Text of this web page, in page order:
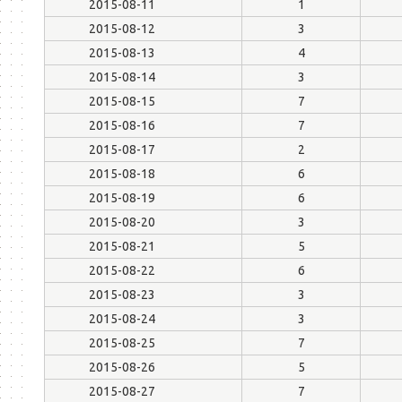
2015-08-11
1
2015-08-12
3
2015-08-13
4
2015-08-14
3
2015-08-15
7
2015-08-16
7
2015-08-17
2
2015-08-18
6
2015-08-19
6
2015-08-20
3
2015-08-21
5
2015-08-22
6
2015-08-23
3
2015-08-24
3
2015-08-25
7
2015-08-26
5
2015-08-27
7